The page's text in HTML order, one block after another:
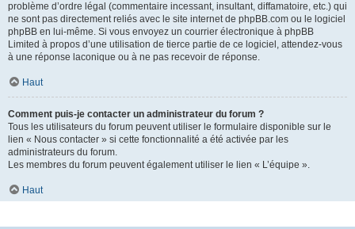
problème d’ordre légal (commentaire incessant, insultant, diffamatoire, etc.) qui
ne sont pas directement reliés avec le site internet de phpBB.com ou le logiciel
phpBB en lui-même. Si vous envoyez un courrier électronique à phpBB
Limited à propos d’une utilisation de tierce partie de ce logiciel, attendez-vous
à une réponse laconique ou à ne pas recevoir de réponse.
Haut
Comment puis-je contacter un administrateur du forum ?
Tous les utilisateurs du forum peuvent utiliser le formulaire disponible sur le
lien « Nous contacter » si cette fonctionnalité a été activée par les
administrateurs du forum.
Les membres du forum peuvent également utiliser le lien « L’équipe ».
Haut